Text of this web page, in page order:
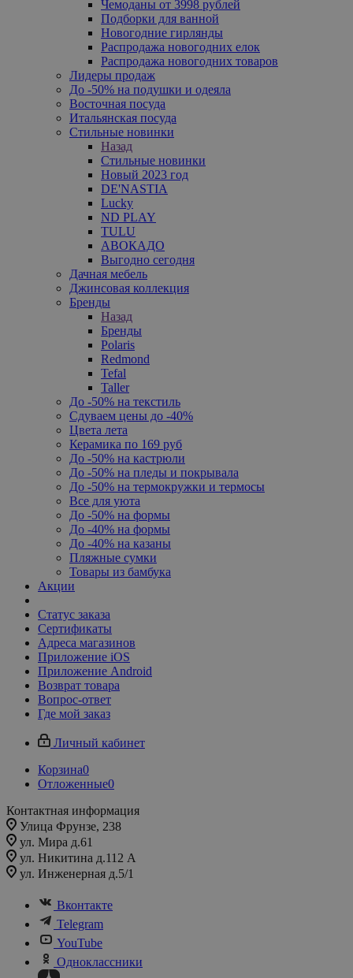
Чемоданы от 3998 рублей
Подборки для ванной
Новогодние гирлянды
Распродажа новогодних елок
Распродажа новогодних товаров
Лидеры продаж
До -50% на подушки и одеяла
Восточная посуда
Итальянская посуда
Стильные новинки
Назад
Стильные новинки
Новый 2023 год
DE'NASTIA
Lucky
ND PLAY
TULU
АВОКАДО
Выгодно сегодня
Дачная мебель
Джинсовая коллекция
Бренды
Назад
Бренды
Polaris
Redmond
Tefal
Taller
До -50% на текстиль
Сдуваем цены до -40%
Цвета лета
Керамика по 169 руб
До -50% на кастрюли
До -50% на пледы и покрывала
До -50% на термокружки и термосы
Все для уюта
До -50% на формы
До -40% на формы
До -40% на казаны
Пляжные сумки
Товары из бамбука
Акции
Статус заказа
Сертификаты
Адреса магазинов
Приложение iOS
Приложение Android
Возврат товара
Вопрос-ответ
Где мой заказ
Личный кабинет
Корзина0
Отложенные0
Контактная информация
Улица Фрунзе, 238​
ул. Мира д.61
ул. Никитина д.112 А
ул. Инженерная д.5/1
Вконтакте
Telegram
YouTube
Одноклассники